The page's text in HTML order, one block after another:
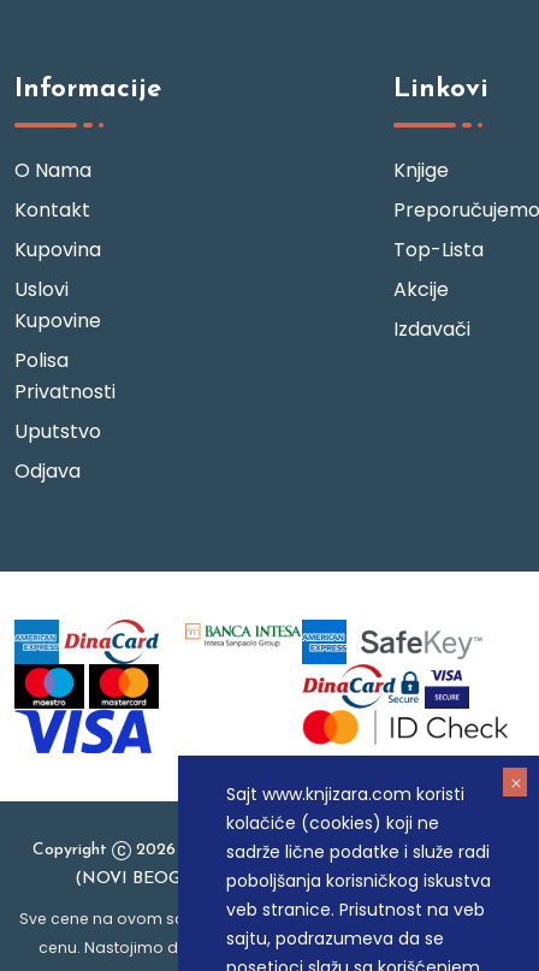
Sajt www.knjizara.com koristi
kolačiće (cookies) koji ne
sadrže lične podatke i služe radi
poboljšanja korisničkog iskustva
veb stranice. Prisutnost na veb
sajtu, podrazumeva da se
Informacije
O Nama
Kontakt
Kupovina
Uslovi
Kupovine
Polisa
Privatnosti
Uputstvo
Odjava
Linkovi
Knjige
Preporučujemo
Top-Lista
Akcije
Izdavači
Copyright
2026 Knjizara.com - MAKART DOO BEOGRAD
(NOVI BEOGRAD), PIB: 105184104, MB: 20337524
Sve cene na ovom sajtu iskazane su u dinarima. PDV je uračunat u
cenu. Nastojimo da budemo što precizniji u opisu proizvoda,